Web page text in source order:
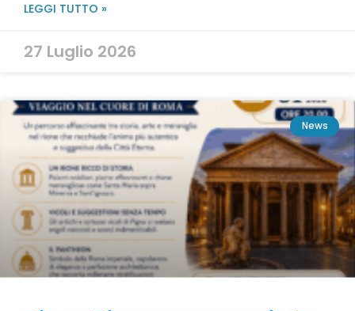
LEGGI TUTTO »
27 Luglio 2026
News